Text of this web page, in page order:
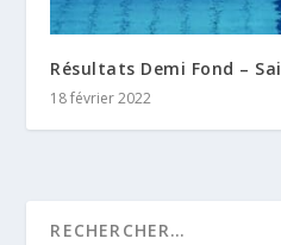
Résultats Demi Fond –
18 février 2022